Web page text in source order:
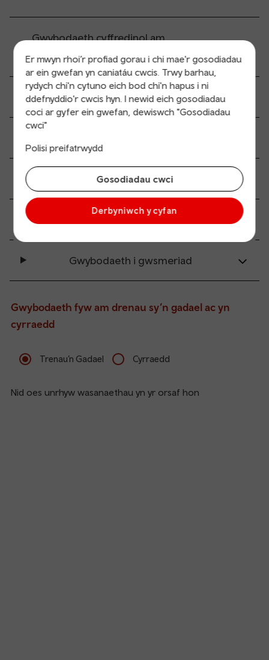
Er mwyn rhoi’r profiad gorau i chi mae'r gosodiadau
ar ein gwefan yn caniatáu cwcis. Trwy barhau,
rydych chi'n cytuno eich bod chi'n hapus i ni
ddefnyddio'r cwcis hyn. I newid eich gosodiadau
coci ar gyfer ein gwefan, dewiswch "Gosodiadau
cwci"
Polisi preifatrwydd
Gosodiadau cwci
Derbyniwch y cyfan
Gwybodaeth cyffredinol am
wasanaethau
Prynu a chasglu tocynau
Hygyrchedd a mynediad symudedd
Dolenni trafnidiaeth
Gwybodaeth i gwsmeriad
Gwybodaeth fyw am drenau sy’n gadael ac yn
cyrraedd
Trenau’n Gadael Cyrraedd
Nid oes unrhyw wasanaethau yn yr orsaf hon